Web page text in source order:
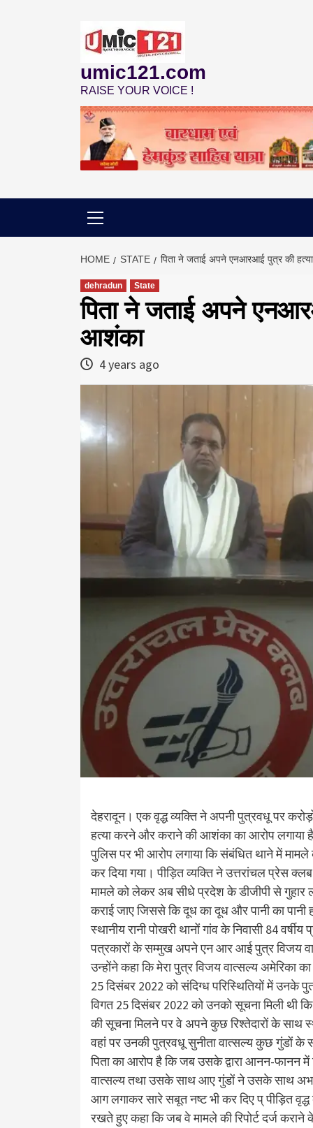
umic121.com
RAISE YOUR VOICE !
HOME STATE पिता ने जताई अपने एनआरआई पुत्र की
dehradun State
पिता ने जताई अपने
आशंका
4 years ago
देहरादून। एक वृद्ध व्यक्ति ने अपनी पुत्रवधू पर
हत्या करने और कराने की आशंका का आरोप लगाया
पुलिस पर भी आरोप लगाया कि संबंधित थाने में
कर दिया गया। पीड़ित व्यक्ति ने उत्तरांचल प्रेस
मामले को लेकर अब सीधे प्रदेश के डीजीपी से गुहार
कराई जाए जिससे कि दूध का दूध और पानी का पानी
स्थानीय रानी पोखरी थानों गांव के निवासी 84
पत्रकारों के सम्मुख अपने एन आर आई पुत्र विजय
उन्होंने कहा कि मेरा पुत्र विजय वात्सल्य अमेरिका
25 दिसंबर 2022 को संदिग्ध परिस्थितियों में उनके
विगत 25 दिसंबर 2022 को उनको सूचना मिली थी
की सूचना मिलने पर वे अपने कुछ रिश्तेदारों के साथ
वहां पर उनकी पुत्रवधू सुनीता वात्सल्य कुछ गुंडों
पिता का आरोप है कि जब उसके द्वारा आनन-फानन
वात्सल्य तथा उसके साथ आए गुंडों ने उसके साथ
आग लगाकर सारे सबूत नष्ट भी कर दिए प् पीड़ित
रखते हुए कहा कि जब वे मामले की रिपोर्ट दर्ज कराने